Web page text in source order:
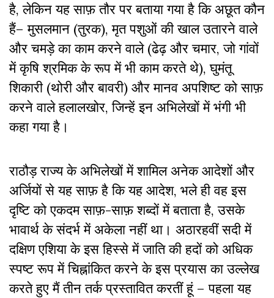
है, लेकिन यह साफ़ तौर पर बताया गया है कि अछूत कौन
हैं– मुसलमान (तुरक), मृत पशुओं की खाल उतारने वाले
और चमड़े का काम करने वाले (ढेढ़ और चमार, जो गांवों
में कृषि श्रमिक के रूप में भी काम करते थे), घुमंतू
शिकारी (थोरी और बावरी) और मानव अपशिष्ट को साफ़
करने वाले हलालखोर, जिन्हें इन अभिलेखों में भंगी भी
कहा गया है।
राठौड़ राज्य के अभिलेखों में शामिल अनेक आदेशों और
अर्जियों से यह साफ़ है कि यह आदेश, भले ही वह इस
दृष्टि को एकदम साफ़-साफ़ शब्दों में बताता है, उसके
भावार्थ के संदर्भ में अकेला नहीं था। अठारहवीं सदी में
दक्षिण एशिया के इस हिस्से में जाति की हदों को अधिक
स्पष्ट रूप में चिह्नांकित करने के इस प्रयास का उल्लेख
करते हुए मैं तीन तर्क प्रस्तावित करतीं हूं – पहला यह